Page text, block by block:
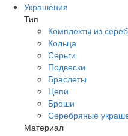
Украшения
Тип
Комплекты из
Кольца
Серьги
Подвески
Браслеты
Цепи
Броши
Серебряные
Материал